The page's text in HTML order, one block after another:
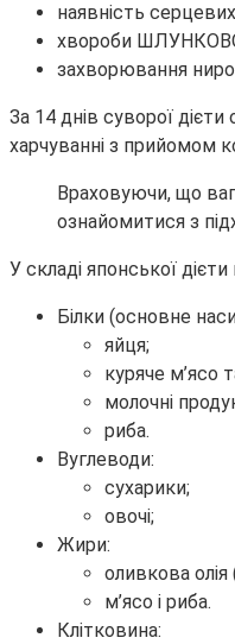
наявність
хвороби
захворювання
За 14 днів суворої
харчуванні з прийомом
Враховуючи, що
ознайомитися з
У складі японської дієти
Білки (основне
яйця;
куряче м’ясо
молочні
риба.
Вуглеводи:
сухарики;
овочі;
Жири:
оливкова
м’ясо і риба.
Клітковина: